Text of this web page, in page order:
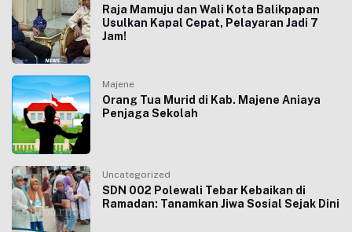
Raja Mamuju dan Wali Kota Balikpapan
Usulkan Kapal Cepat, Pelayaran Jadi 7
Jam!
Majene
Orang Tua Murid di Kab. Majene Aniaya
Penjaga Sekolah
Uncategorized
SDN 002 Polewali Tebar Kebaikan di
Ramadan: Tanamkan Jiwa Sosial Sejak Dini